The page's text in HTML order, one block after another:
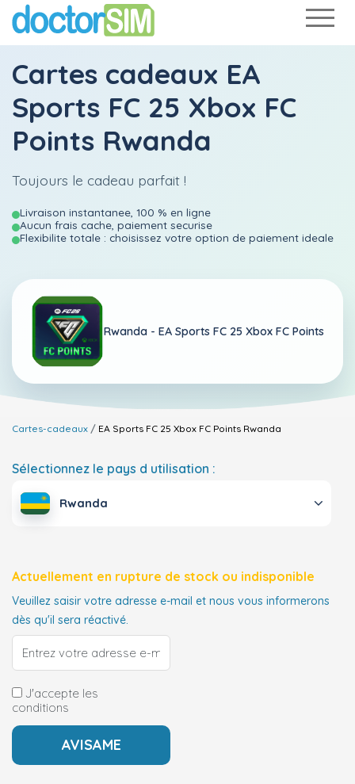
Cartes cadeaux EA
Sports FC 25 Xbox FC
Points Rwanda
Toujours le cadeau parfait !
Livraison instantanee, 100 % en ligne
Aucun frais cache, paiement securise
Flexibilite totale : choisissez votre option de paiement ideale
Rwanda - EA Sports FC 25 Xbox FC Points
Cartes-cadeaux EA Sports FC 25 Xbox FC Points Rwanda
Sélectionnez le pays d utilisation :
Rwanda
Actuellement en rupture de stock ou indisponible
Veuillez saisir votre adresse e-mail et nous vous informerons
dès qu'il sera réactivé.
J'accepte les
conditions